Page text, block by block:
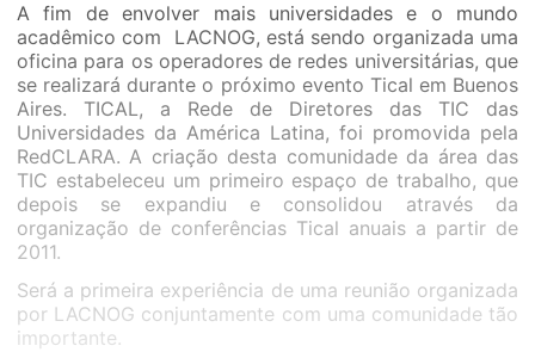
A fim de envolver mais universidades e o mundo
acadêmico com LACNOG, está sendo organizada uma
oficina para os operadores de redes universitárias, que
se realizará durante o próximo evento Tical em Buenos
Aires. TICAL, a Rede de Diretores das TIC das
Universidades da América Latina, foi promovida pela
RedCLARA. A criação desta comunidade da área das
TIC estabeleceu um primeiro espaço de trabalho, que
depois se expandiu e consolidou através da
organização de conferências Tical anuais a partir de
2011.
Será a primeira experiência de uma reunião organizada
por LACNOG conjuntamente com uma comunidade tão
importante.